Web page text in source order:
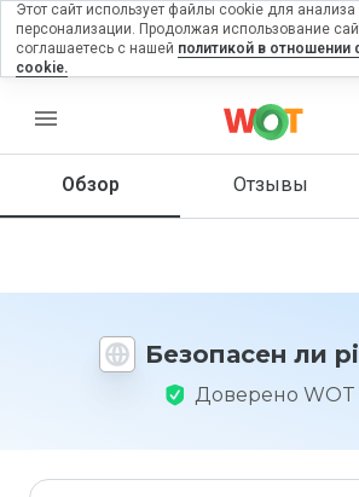
menu
Обзор Отзывы
Безопасен ли
Доверено WOT
на
Как бы
этот
Этот сайт использует файлы cookie для анализа
персонализации. Продолжая использование
соглашаетесь с нашей политикой в отношении
cookie.